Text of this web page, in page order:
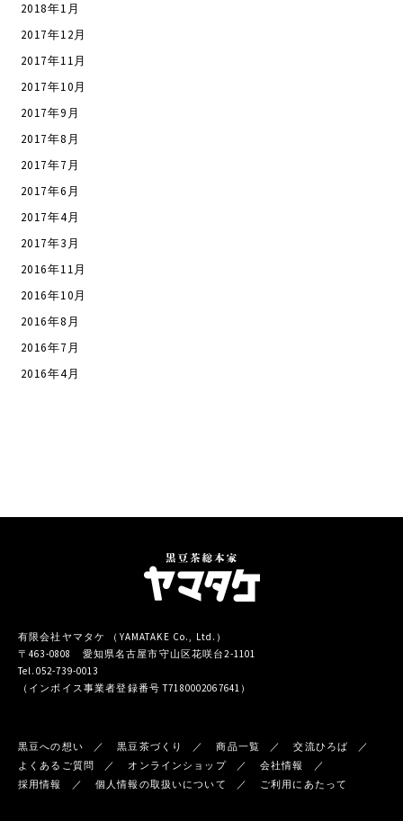
2018年1月
2017年12月
2017年11月
2017年10月
2017年9月
2017年8月
2017年7月
2017年6月
2017年4月
2017年3月
2016年11月
2016年10月
2016年8月
2016年7月
2016年4月
有限会社ヤマタケ （YAMATAKE Co., Ltd.）
〒463-0808 愛知県名古屋市守山区花咲台2-1101
Tel.052-739-0013
（インボイス事業者登録番号 T7180002067641）
黒豆への想い 黒豆茶づくり 商品一覧
交流ひろば
よくあるご質問
オンラインショップ
会社情報
採用情報
個人情報の取扱いについて ご利用にあたって